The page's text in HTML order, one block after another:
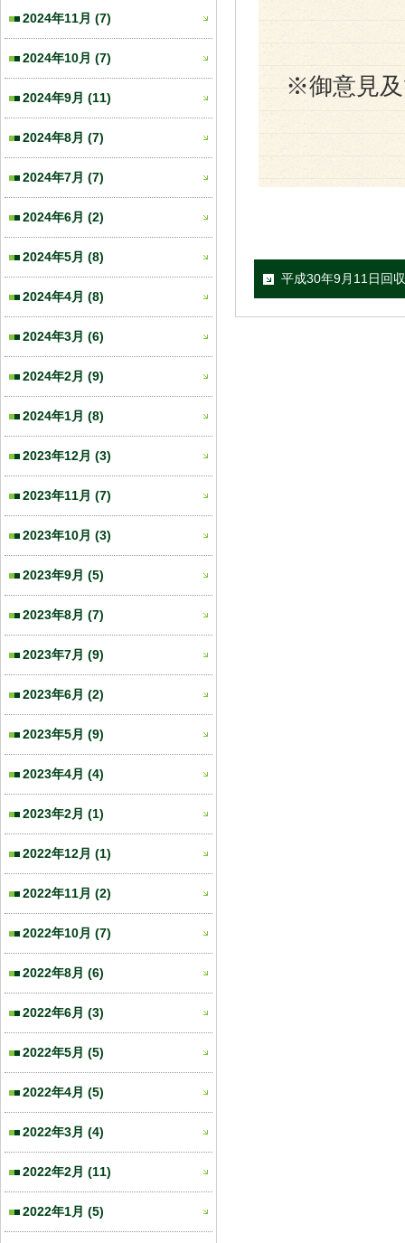
※御意見
平成30年9月11日回
2024年11月 (7)
2024年10月 (7)
2024年9月 (11)
2024年8月 (7)
2024年7月 (7)
2024年6月 (2)
2024年5月 (8)
2024年4月 (8)
2024年3月 (6)
2024年2月 (9)
2024年1月 (8)
2023年12月 (3)
2023年11月 (7)
2023年10月 (3)
2023年9月 (5)
2023年8月 (7)
2023年7月 (9)
2023年6月 (2)
2023年5月 (9)
2023年4月 (4)
2023年2月 (1)
2022年12月 (1)
2022年11月 (2)
2022年10月 (7)
2022年8月 (6)
2022年6月 (3)
2022年5月 (5)
2022年4月 (5)
2022年3月 (4)
2022年2月 (11)
2022年1月 (5)